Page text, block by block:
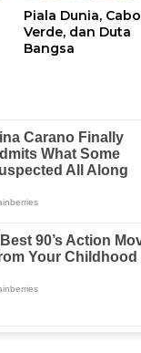
Piala Dunia, Cabo
Verde, dan Duta
Bangsa